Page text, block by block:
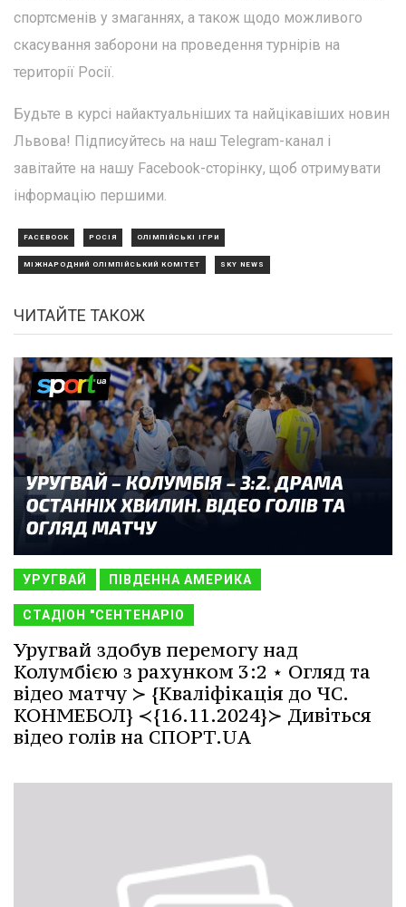
спортсменів у змаганнях, а також щодо можливого
скасування заборони на проведення турнірів на
території Росії.
Будьте в курсі найактуальніших та найцікавіших новин
Львова! Підписуйтесь на наш Telegram-канал і
завітайте на нашу Facebook-сторінку, щоб отримувати
інформацію першими.
FACEBOOK РОСІЯ ОЛІМПІЙСЬКІ ІГРИ
МІЖНАРОДНИЙ ОЛІМПІЙСЬКИЙ КОМІТЕТ SKY NEWS
ЧИТАЙТЕ ТАКОЖ
УРУГВАЙ ПІВДЕННА АМЕРИКА
СТАДІОН "СЕНТЕНАРІО
Уругвай здобув перемогу над
Колумбією з рахунком 3:2 ⋆ Огляд та
відео матчу ≻ {Кваліфікація до ЧС.
КОНМЕБОЛ} ≺{16.11.2024}≻ Дивіться
відео голів на СПОРТ.UA